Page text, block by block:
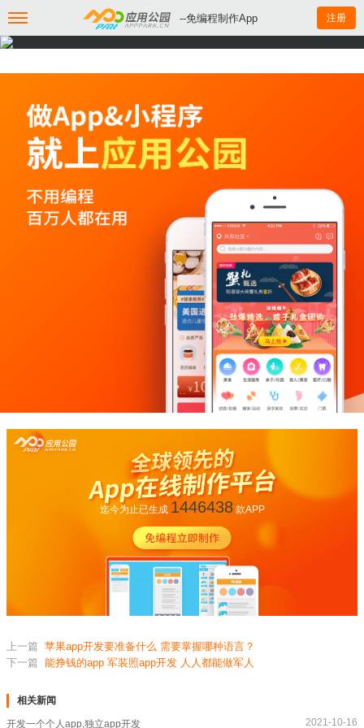
--免编程制作App 注册
迄今为止已生成 1446438款APP
上一篇 苹果app开发要准备什么 需要掌握哪种语言？
下一篇 能挣钱的app 军装照app开发 人人都能做军人
相关新闻
开发一个个人app,独立app开发 2021-10-16